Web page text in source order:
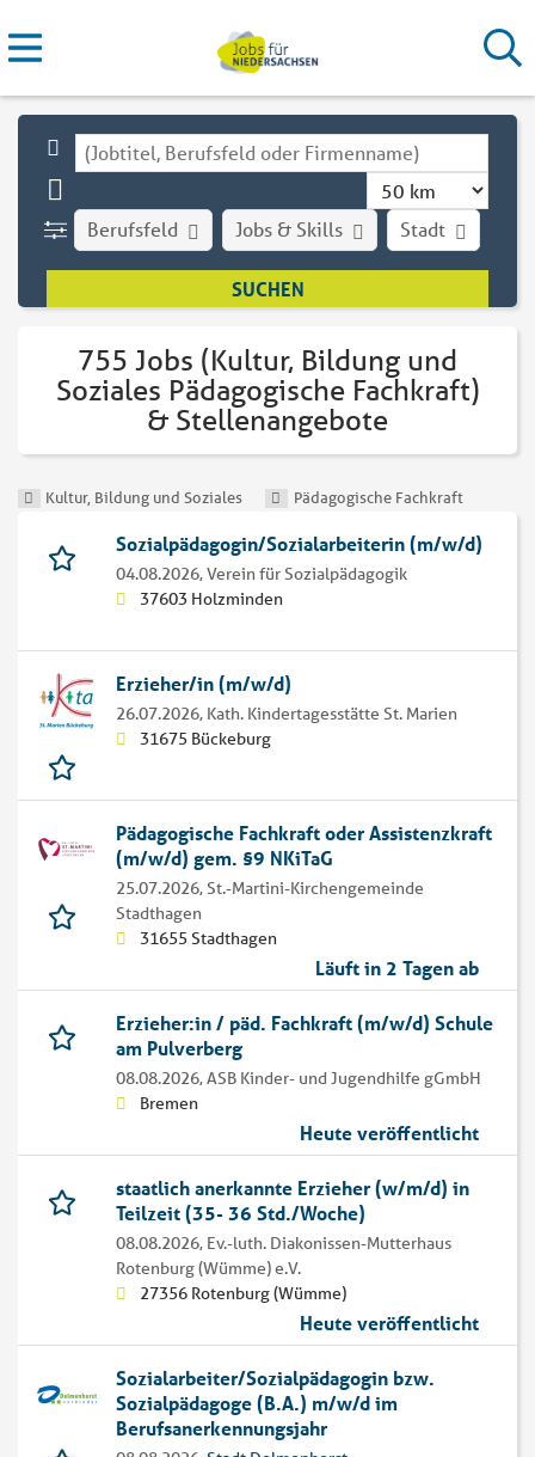
Stadt
Berufsfeld Jobs & Skills
755 Jobs (Kultur, Bildung und
Soziales Pädagogische Fachkraft)
& Stellenangebote
Kultur, Bildung und Soziales Pädagogische Fachkraft
Sozialpädagogin/Sozialarbeiterin (m/w/d)
04.08.2026,Verein für Sozialpädagogik
37603 Holzminden
Erzieher/in (m/w/d)
26.07.2026, Kath. Kindertagesstätte St. Marien
31675 Bückeburg
Pädagogische Fachkraft oder Assistenzkraft
(m/w/d) gem. §9 NKiTaG
25.07.2026,St.-Martini-Kirchengemeinde
Stadthagen
31655 Stadthagen
Läuft in 2 Tagen ab
Erzieher:in / päd. Fachkraft (m/w/d) Schule
am Pulverberg
08.08.2026,ASB Kinder- und Jugendhilfe gGmbH
Bremen
Heute veröffentlicht
staatlich anerkannte Erzieher (w/m/d) in
Teilzeit (35- 36 Std./Woche)
08.08.2026, Ev.-luth. Diakonissen-Mutterhaus
Rotenburg (Wümme) e.V.
27356 Rotenburg (Wümme)
Heute veröffentlicht
Sozialarbeiter/Sozialpädagogin bzw.
Sozialpädagoge (B.A.) m/w/d im
Berufsanerkennungsjahr